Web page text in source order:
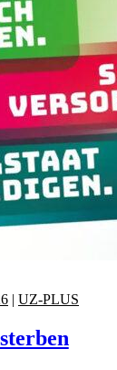
| UZ-PLUS